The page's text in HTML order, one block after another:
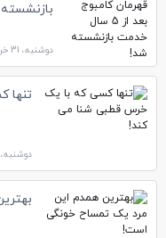
دوشنبه، 31 خرداد 1400
تنها
دوشنبه، 11 بهمن 1400